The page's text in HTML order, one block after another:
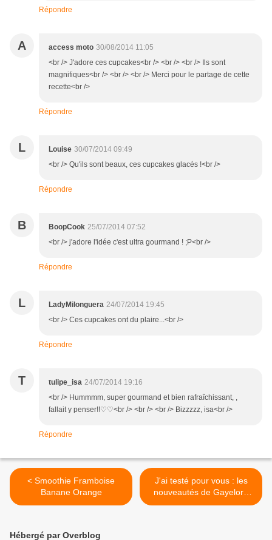
Répondre
A access moto 30/08/2014 11:05
<br /> J'adore ces cupcakes<br /> <br /> <br /> Ils sont
magnifiques<br /> <br /> <br /> Merci pour le partage de cette
recette<br />
Répondre
L Louise 30/07/2014 09:49
<br /> Qu'ils sont beaux, ces cupcakes glacés !<br />
Répondre
B BoopCook 25/07/2014 07:52
<br /> j'adore l'idée c'est ultra gourmand ! ;P<br />
Répondre
L LadyMilonguera 24/07/2014 19:45
<br /> Ces cupcakes ont du plaire...<br />
Répondre
T tulipe_isa 24/07/2014 19:16
<br /> Hummmm, super gourmand et bien rafraîchissant, ,
fallait y penser!!♡♡<br /> <br /> <br /> Bizzzzz, isa<br />
Répondre
< Smoothie Framboise
Banane Orange
J'ai testé pour vous : les
nouveautés de Gayelord
Hauser >
Hébergé par Overblog